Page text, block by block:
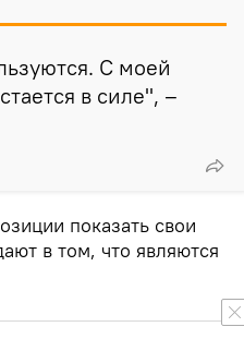
С моей
в силе", –
показать свои
в том, что являются